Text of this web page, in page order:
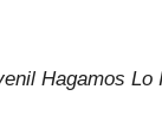
Hagamos Lo